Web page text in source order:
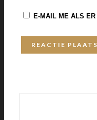
E-MAIL ME ALS